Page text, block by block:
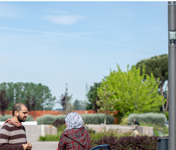
ABITATIVA E HOUSING